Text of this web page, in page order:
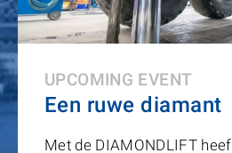
UPCOMING EVENT
Een ruwe diamant
Met de DIAMONDLIFT